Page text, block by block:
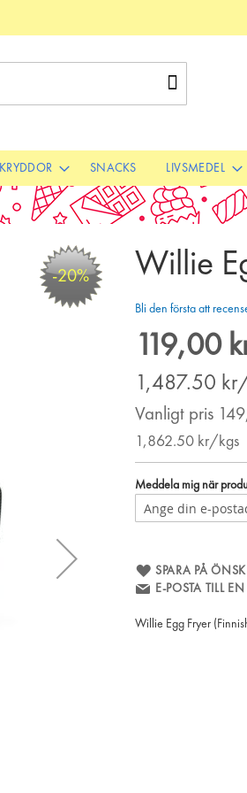
KRYDDOR SNACKS LIVSMEDEL
-20% Willie
Bli den första att
Special
Price
119,00
1,487.50
Vanligt pris
1,862.50 kr/kgs
Meddela mig när
SPARA PÅ
E-POSTA TILL
Willie Egg Fryer